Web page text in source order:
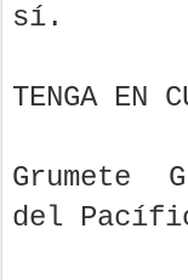
sí.
TENGA EN
Grumete
del